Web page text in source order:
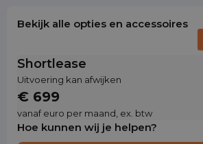
Bekijk alle opties en accessoires
Shortlease
Uitvoering kan afwijken
€ 699
vanaf euro per maand, ex. btw
Hoe kunnen wij je helpen?